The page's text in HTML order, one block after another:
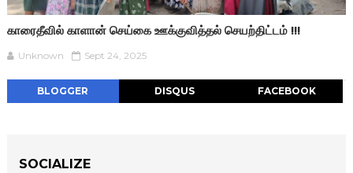
காரைதீவில் காளான் செய்கை ஊக்குவித்தல் செயற்திட்டம் !!!
Unknown Sept 24, 2025
BLOGGER DISQUS FACEBOOK
SOCIALIZE